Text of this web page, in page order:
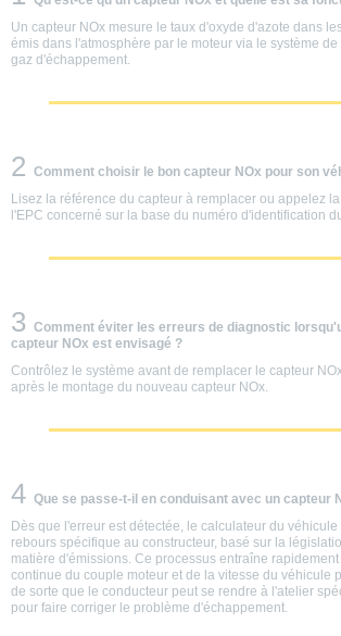
Un capteur NOx mesure le taux d'oxyde d'azote dans
émis dans l'atmosphère par le moteur via le système
gaz d'échappement.
2 Comment choisir le bon capteur NOx pour son
Lisez la référence du capteur à remplacer ou appelez
l'EPC concerné sur la base du numéro d'identification
3 Comment éviter les erreurs de diagnostic
capteur NOx est envisagé ?
Contrôlez le système avant de remplacer le capteur
après le montage du nouveau capteur NOx.
4 Que se passe-t-il en conduisant avec un capteur
Dès que l'erreur est détectée, le calculateur du
rebours spécifique au constructeur, basé sur la
matière d'émissions. Ce processus entraîne
continue du couple moteur et de la vitesse du véhicule
de sorte que le conducteur peut se rendre à l'atelier
pour faire corriger le problème d'échappement.